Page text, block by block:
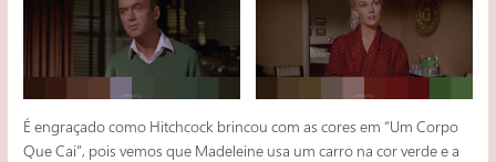
É engraçado como Hitchcock brincou com as cores em “Um Corpo
Que Cai”, pois vemos que Madeleine usa um carro na cor verde e a